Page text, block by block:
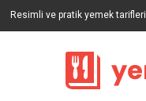
Resimli ve pratik yemek tarifleri